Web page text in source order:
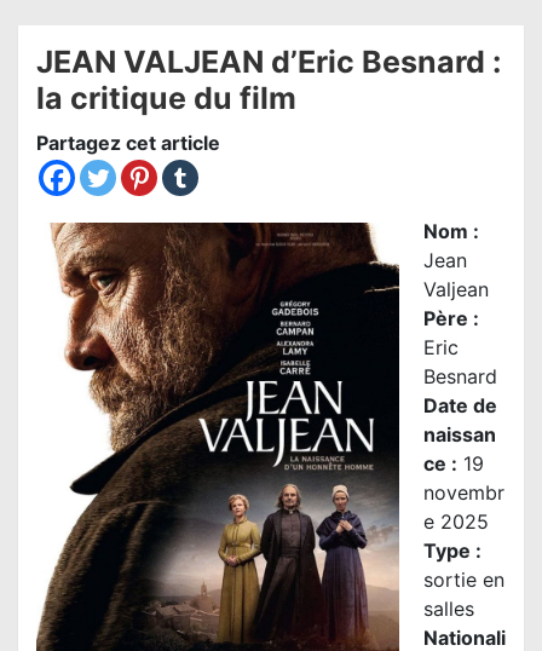
JEAN VALJEAN d’Eric Besnard :
la critique du film
Partagez cet article
Nom :
Jean
Valjean
Père :
Eric
Besnard
Date de
naissan
ce : 19
novembr
e 2025
Type :
sortie en
salles
Nationali